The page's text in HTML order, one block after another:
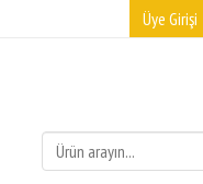
Üye Girişi